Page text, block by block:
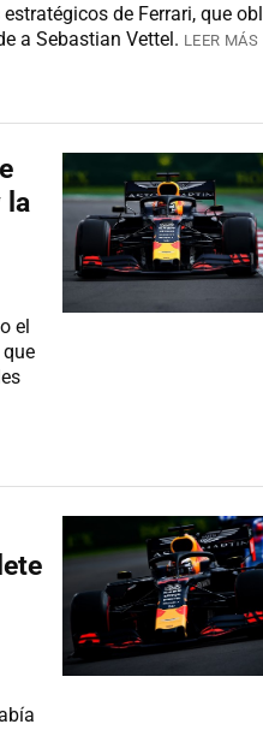
de Ferrari, que
a Sebastian Vettel. LEER MÁS
la
el